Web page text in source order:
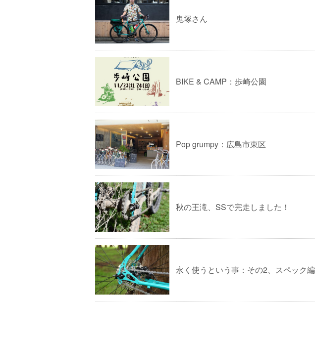
鬼塚さん
BIKE & CAMP：歩崎公園
Pop grumpy：広島市東区
秋の王滝、SSで完走しました！
永く使うという事：その2、スペック編